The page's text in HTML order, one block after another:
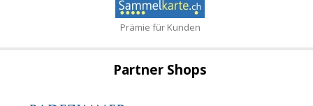
Prämie für Kunden
Partner Shops